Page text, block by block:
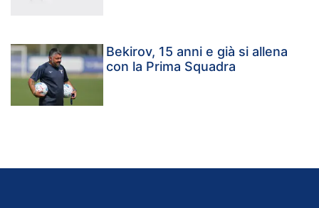
Bekirov, 15 anni e già si allena
con la Prima Squadra